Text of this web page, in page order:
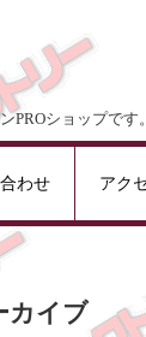
PROショップです。
わせ アク
カイブ